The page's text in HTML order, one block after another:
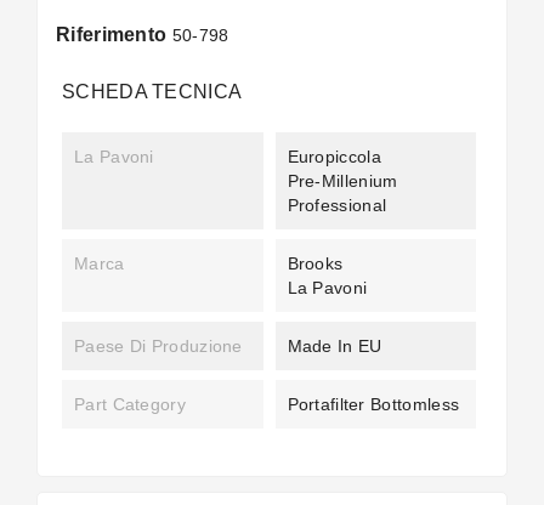
Riferimento 50-798
SCHEDA TECNICA
La Pavoni
Europiccola
Pre-Millenium
Professional
Marca
Brooks
La Pavoni
Paese Di Produzione Made In EU
Part Category Portafilter Bottomless